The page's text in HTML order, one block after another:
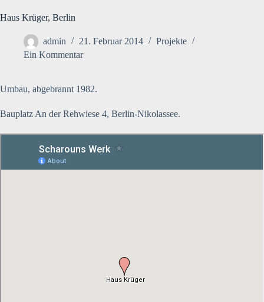
Haus Krüger, Berlin
admin 21. Februar 2014
Projekte
Ein Kommentar
Umbau, abgebrannt 1982.
Bauplatz An der Rehwiese 4, Berlin-Nikolassee.